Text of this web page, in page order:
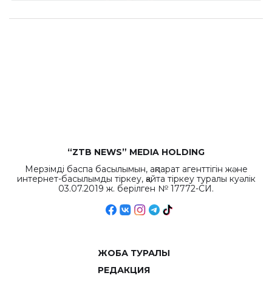
“ZTB NEWS” MEDIA HOLDING
Мерзімді баспа басылымын, ақпарат агенттігін және
интернет-басылымды тіркеу, қайта тіркеу туралы куәлік
03.07.2019 ж. берілген № 17772-СИ.
ЖОБА ТУРАЛЫ
РЕДАКЦИЯ